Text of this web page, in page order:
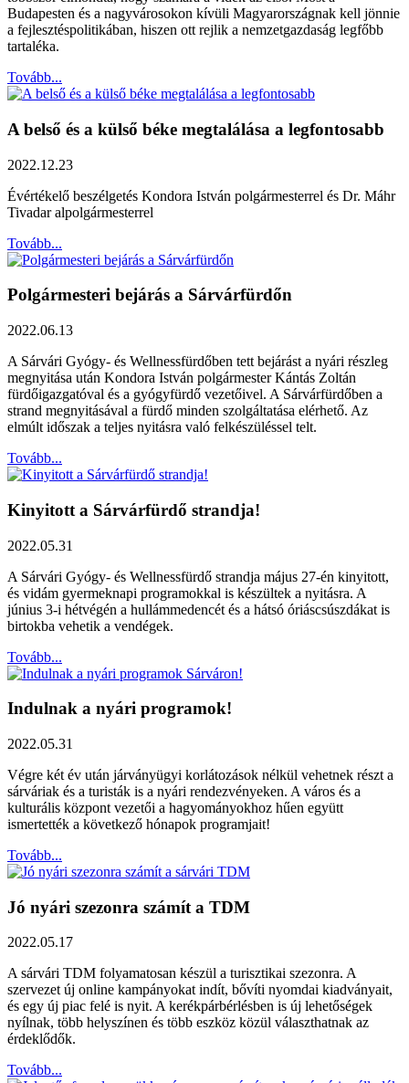
Budapesten és a nagyvárosokon kívüli Magyarországnak kell jönnie
a fejlesztéspolitikában, hiszen ott rejlik a nemzetgazdaság legfőbb
tartaléka.
Tovább...
A belső és a külső béke megtalálása a legfontosabb
2022.12.23
Évértékelő beszélgetés Kondora István polgármesterrel és Dr. Máhr
Tivadar alpolgármesterrel
Tovább...
Polgármesteri bejárás a Sárvárfürdőn
2022.06.13
A Sárvári Gyógy- és Wellnessfürdőben tett bejárást a nyári részleg
megnyitása után Kondora István polgármester Kántás Zoltán
fürdőigazgatóval és a gyógyfürdő vezetőivel. A Sárvárfürdőben a
strand megnyitásával a fürdő minden szolgáltatása elérhető. Az
elmúlt időszak a teljes nyitásra való felkészüléssel telt.
Tovább...
Kinyitott a Sárvárfürdő strandja!
2022.05.31
A Sárvári Gyógy- és Wellnessfürdő strandja május 27-én kinyitott,
és vidám gyermeknapi programokkal is készültek a nyitásra. A
június 3-i hétvégén a hullámmedencét és a hátsó óriáscsúszdákat is
birtokba vehetik a vendégek.
Tovább...
Indulnak a nyári programok!
2022.05.31
Végre két év után járványügyi korlátozások nélkül vehetnek részt a
sárváriak és a turisták is a nyári rendezvényeken. A város és a
kulturális központ vezetői a hagyományokhoz hűen együtt
ismertették a következő hónapok programjait!
Tovább...
Jó nyári szezonra számít a TDM
2022.05.17
A sárvári TDM folyamatosan készül a turisztikai szezonra. A
szervezet új online kampányokat indít, bővíti nyomdai kiadványait,
és egy új piac felé is nyit. A kerékpárbérlésben is új lehetőségek
nyílnak, több helyszínen és több eszköz közül választhatnak az
érdeklődők.
Tovább...